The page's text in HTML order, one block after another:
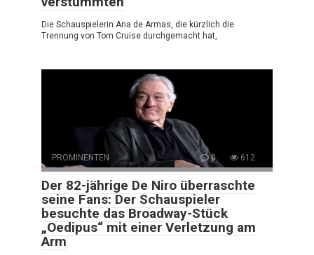
Die Schauspielerin Ana de Armas, die kürzlich die
Trennung von Tom Cruise durchgemacht hat,
PROMINENTEN 0 612
Der 82-jährige De Niro überraschte
seine Fans: Der Schauspieler
besuchte das Broadway-Stück
„Oedipus“ mit einer Verletzung am
Arm